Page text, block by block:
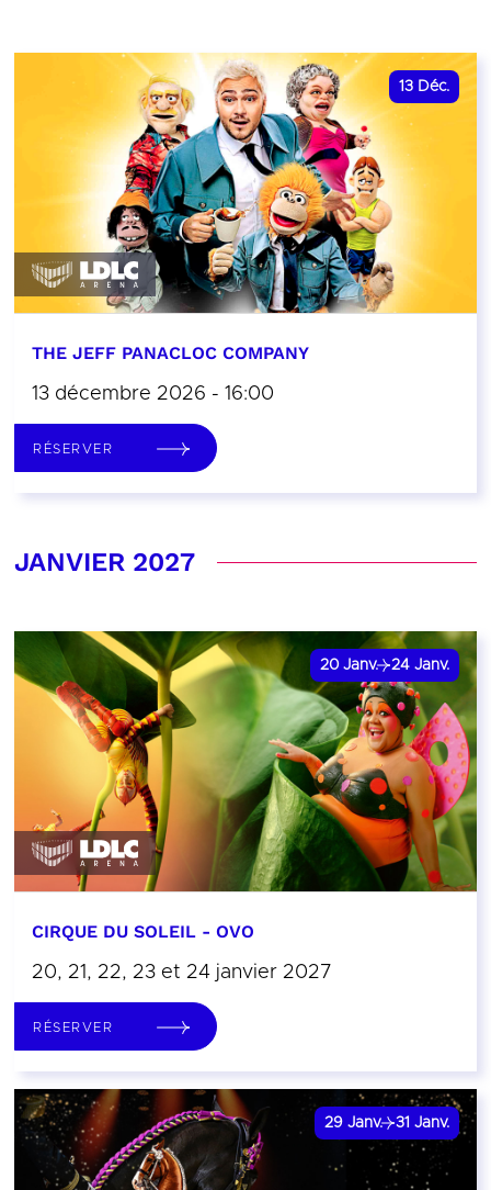
13 Déc.
THE JEFF PANACLOC COMPANY
13 décembre 2026 - 16:00
RÉSERVER
JANVIER 2027
20 Janv. 24 Janv.
CIRQUE DU SOLEIL - OVO
20, 21, 22, 23 et 24 janvier 2027
RÉSERVER
29 Janv. 31 Janv.